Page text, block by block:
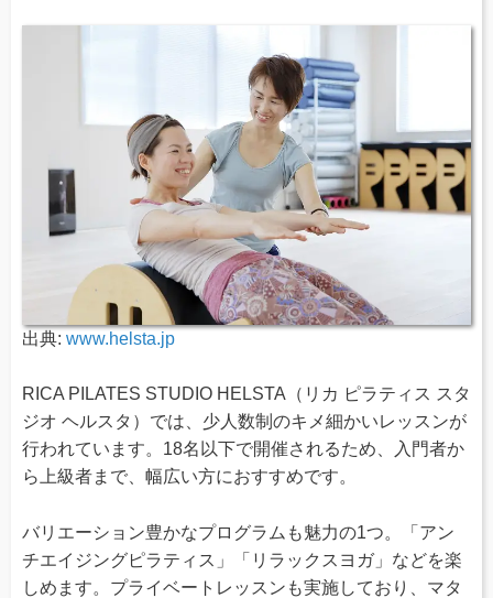
出典: www.helsta.jp
RICA PILATES STUDIO HELSTA（リカ ピラティス スタ
ジオ ヘルスタ）では、少人数制のキメ細かいレッスンが
行われています。18名以下で開催されるため、入門者か
ら上級者まで、幅広い方におすすめです。
バリエーション豊かなプログラムも魅力の1つ。「アン
チエイジングピラティス」「リラックスヨガ」などを楽
しめます。プライベートレッスンも実施しており、マタ